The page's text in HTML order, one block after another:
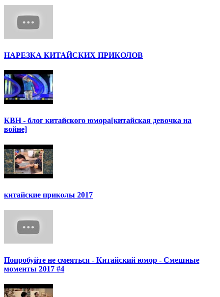
НАРЕЗКА КИТАЙСКИХ ПРИКОЛОВ
КВН - блог китайского юмора[китайская девочка на
войне]
китайские приколы 2017
Попробуйте не смеяться - Китайский юмор - Смешные
моменты 2017 #4